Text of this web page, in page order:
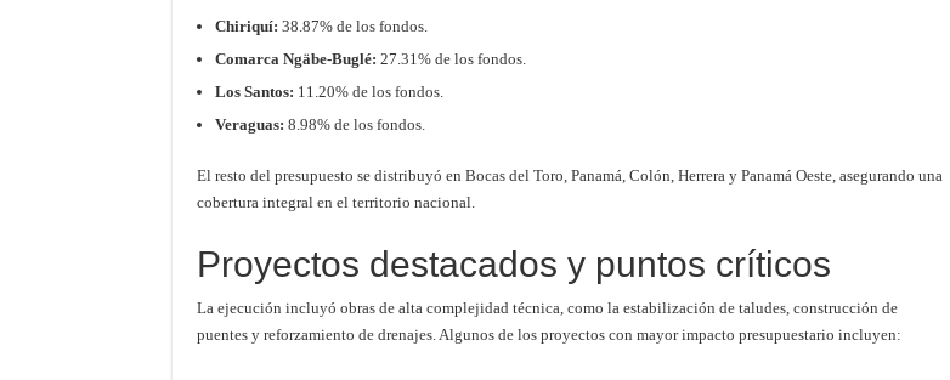
Chiriquí: 38.87% de los fondos.
Comarca Ngäbe-Buglé: 27.31% de los fondos.
Los Santos: 11.20% de los fondos.
Veraguas: 8.98% de los fondos.
El resto del presupuesto se distribuyó en Bocas del Toro, Panamá, Colón, Herrera y Panamá Oeste, asegurando una
cobertura integral en el territorio nacional.
Proyectos destacados y puntos críticos
La ejecución incluyó obras de alta complejidad técnica, como la estabilización de taludes, construcción de
puentes y reforzamiento de drenajes. Algunos de los proyectos con mayor impacto presupuestario incluyen: